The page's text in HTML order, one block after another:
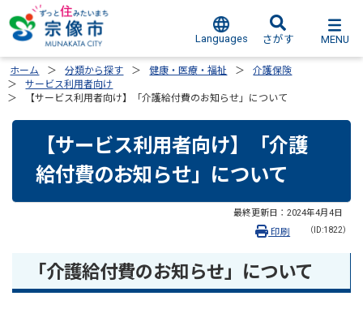
Languages さがす MENU
ホーム 分類から探す 健康・医療・福祉
介護保険
サービス利用者向け
【サービス利用者向け】「介護給付費のお知らせ」について
【サービス利用者向け】「介護
給付費のお知らせ」について
最終更新日： 2024年4月4日
（ID:1822）
印刷
「介護給付費のお知らせ」について